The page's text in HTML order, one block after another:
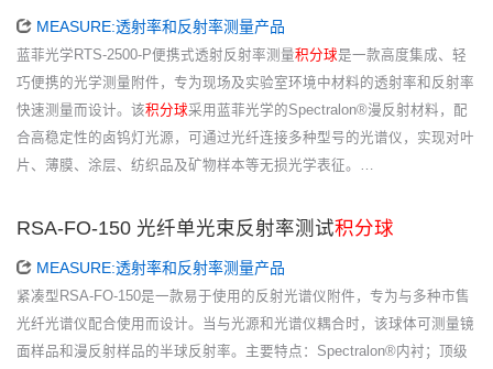
MEASURE:透射率和反射率测量产品
蓝菲光学RTS-2500-P便携式透射反射率测量积分球是一款高度集成、轻
巧便携的光学测量附件，专为现场及实验室环境中材料的透射率和反射率
快速测量而设计。该积分球采用蓝菲光学的Spectralon®漫反射材料，配
合高稳定性的卤钨灯光源，可通过光纤连接多种型号的光谱仪，实现对叶
片、薄膜、涂层、纺织品及矿物样本等无损光学表征。…
RSA-FO-150 光纤单光束反射率测试积分球
MEASURE:透射率和反射率测量产品
紧凑型RSA-FO-150是一款易于使用的反射光谱仪附件，专为与多种市售
光纤光谱仪配合使用而设计。当与光源和光谱仪耦合时，该球体可测量镜
面样品和漫反射样品的半球反射率。主要特点：Spectralon®内衬；顶级